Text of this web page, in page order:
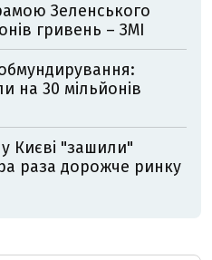
Зеленського
гривень – ЗМІ
на 30 мільйонів
Києві "зашили"
раза дорожче ринку